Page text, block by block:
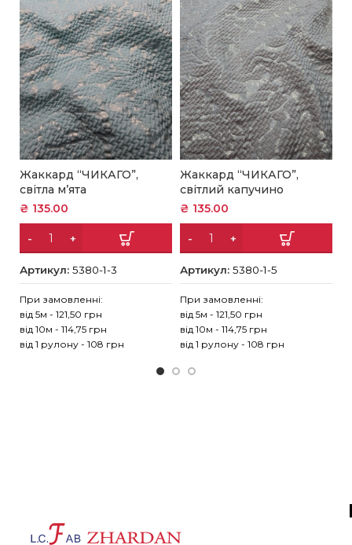
Жаккард “ЧИКАГО”,
світла м’ята
₴ 135.00
Артикул:5380-1-3
При замовленні:
від 5м - 121,50 грн
від 10м - 114,75 грн
від 1 рулону - 108 грн
Жаккард “ЧИКАГО”,
світлий капучино
₴ 135.00
Артикул: 5380-1-5
При замовленні:
від 5м - 121,50 грн
від 10м - 114,75 грн
від 1 рулону - 108 грн